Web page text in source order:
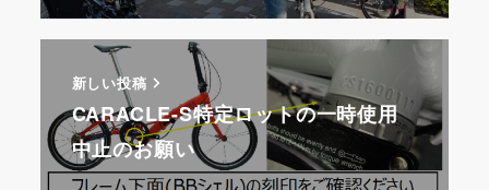
新しい投稿
CARACLE-S特定ロットの一時使用
中止のお願い